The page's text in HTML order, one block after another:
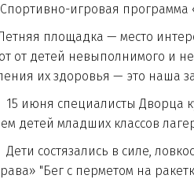
игровая программа
площадка — место
от детей невыполнимого и
их здоровья — это наша
специалисты Дворца
детей младших классов
в силе,
"Бег с перметом на